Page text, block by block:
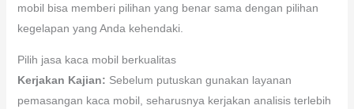
mobil bisa memberi pilihan yang benar sama dengan pilihan
kegelapan yang Anda kehendaki.
Pilih jasa kaca mobil berkualitas
Kerjakan Kajian: Sebelum putuskan gunakan layanan
pemasangan kaca mobil, seharusnya kerjakan analisis terlebih